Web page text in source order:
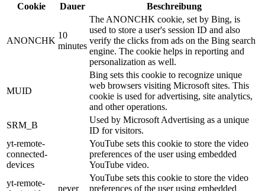
Cookie
Dauer Beschreibung
ANONCHK
10
minutes
The ANONCHK cookie, set by Bing, is
used to store a user's session ID and also
verify the clicks from ads on the Bing search
engine. The cookie helps in reporting and
personalization as well.
MUID
Bing sets this cookie to recognize unique
web browsers visiting Microsoft sites. This
cookie is used for advertising, site analytics,
and other operations.
SRM_B
Used by Microsoft Advertising as a unique
ID for visitors.
yt-remote-
connected-
devices
YouTube sets this cookie to store the video
preferences of the user using embedded
YouTube video.
yt-remote-
never
YouTube sets this cookie to store the video
preferences of the user using embedded